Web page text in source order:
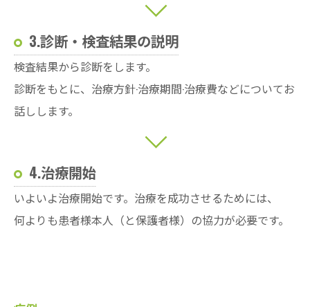
3.診断・検査結果の説明
検査結果から診断をします。
診断をもとに、治療方針·治療期間·治療費などについてお
話しします。
4.治療開始
いよいよ治療開始です。治療を成功させるためには、
何よりも患者様本人（と保護者様）の協力が必要です。